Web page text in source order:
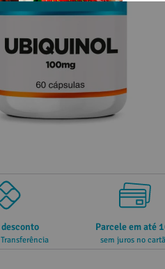
Parcele em até
sem juros no